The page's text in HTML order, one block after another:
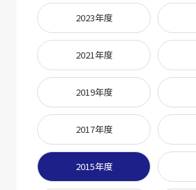
2023年度
2021年度
2019年度
2017年度
2015年度